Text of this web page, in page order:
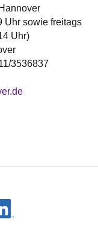
Uhr sowie freitags
Uhr)
3536837